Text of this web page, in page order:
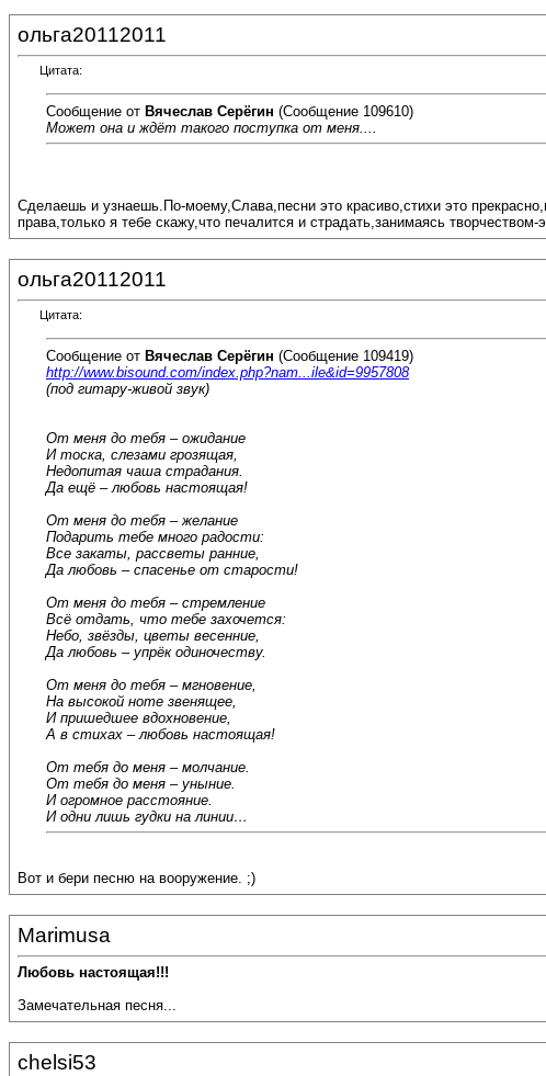
ольга20112011
Цитата:
Сообщение от Вячеслав Серёгин (Сообщение 109610)
Может она и ждёт такого поступка от меня....
Сделаешь и узнаешь.По-моему,Слава,песни это красиво,стихи это
права,только я тебе скажу,что печалится и страдать,занимаясь
ольга20112011
Цитата:
Сообщение от Вячеслав Серёгин (Сообщение 109419)
http://www.bisound.com/index.php?nam...ile&id=9957808
(под гитару-живой звук)
От меня до тебя – ожидание
И тоска, слезами грозящая,
Недопитая чаша страдания.
Да ещё – любовь настоящая!
От меня до тебя – желание
Подарить тебе много радости:
Все закаты, рассветы ранние,
Да любовь – спасенье от старости!
От меня до тебя – стремление
Всё отдать, что тебе захочется:
Небо, звёзды, цветы весенние,
Да любовь – упрёк одиночеству.
От меня до тебя – мгновение,
На высокой ноте звенящее,
И пришедшее вдохновение,
А в стихах – любовь настоящая!
От тебя до меня – молчание.
От тебя до меня – уныние.
И огромное расстояние.
И одни лишь гудки на линии…
Вот и бери песню на вооружение. ;)
Marimusa
Любовь настоящая!!!
Замечательная песня...
chelsi53